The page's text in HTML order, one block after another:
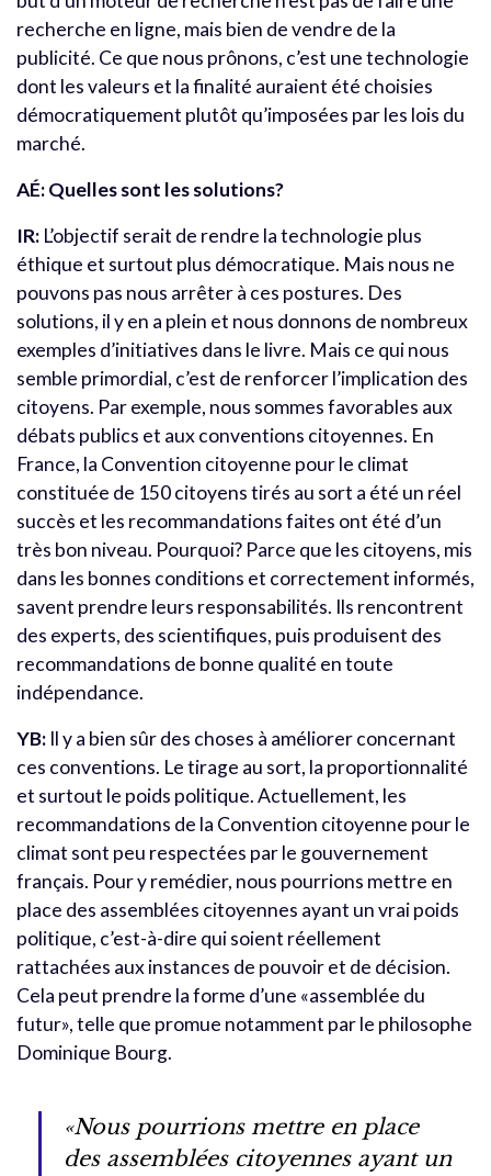
recherche en ligne, mais bien de vendre de la
publicité. Ce que nous prônons, c’est une technologie
dont les valeurs et la finalité auraient été choisies
démocratiquement plutôt qu’imposées par les lois du
marché.
AÉ: Quelles sont les solutions?
IR: L’objectif serait de rendre la technologie plus
éthique et surtout plus démocratique. Mais nous ne
pouvons pas nous arrêter à ces postures. Des
solutions, il y en a plein et nous donnons de nombreux
exemples d’initiatives dans le livre. Mais ce qui nous
semble primordial, c’est de renforcer l’implication des
citoyens. Par exemple, nous sommes favorables aux
débats publics et aux conventions citoyennes. En
France, la Convention citoyenne pour le climat
constituée de 150 citoyens tirés au sort a été un réel
succès et les recommandations faites ont été d’un
très bon niveau. Pourquoi? Parce que les citoyens, mis
dans les bonnes conditions et correctement informés,
savent prendre leurs responsabilités. Ils rencontrent
des experts, des scientifiques, puis produisent des
recommandations de bonne qualité en toute
indépendance.
YB: Il y a bien sûr des choses à améliorer concernant
ces conventions. Le tirage au sort, la proportionnalité
et surtout le poids politique. Actuellement, les
recommandations de la Convention citoyenne pour le
climat sont peu respectées par le gouvernement
français. Pour y remédier, nous pourrions mettre en
place des assemblées citoyennes ayant un vrai poids
politique, c’est-à-dire qui soient réellement
rattachées aux instances de pouvoir et de décision.
Cela peut prendre la forme d’une «assemblée du
futur», telle que promue notamment par le philosophe
Dominique Bourg.
«Nous pourrions mettre en place
des assemblées citoyennes ayant un